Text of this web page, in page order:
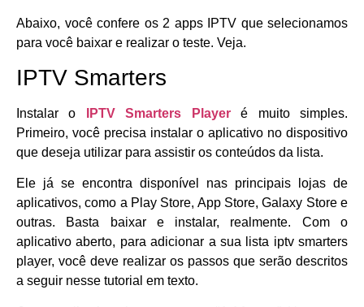
Abaixo, você confere os 2 apps IPTV que selecionamos
para você baixar e realizar o teste. Veja.
IPTV Smarters
Instalar o IPTV Smarters Playeré muito simples.
Primeiro, você precisa instalar o aplicativo no dispositivo
que deseja utilizar para assistir os conteúdos da lista.
Ele já se encontra disponível nas principais lojas de
aplicativos, como a Play Store, App Store, Galaxy Store e
outras. Basta baixar e instalar, realmente. Com o
aplicativo aberto, para adicionar a sua lista iptv smarters
player, você deve realizar os passos que serão descritos
a seguir nesse tutorial em texto.